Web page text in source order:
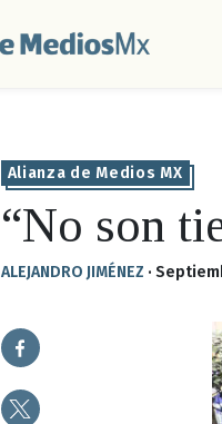
Alianza de Medios MX
“No son
ALEJANDRO JIMÉNEZ ·